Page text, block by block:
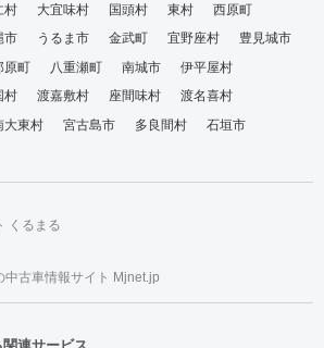
村 大宜味村 国頭村 東村
西原町
市 うるま市 金武町 宜野座村
豊見城市
原町 八重瀬町 南城市
伊平屋村
村 渡嘉敷村 座間味村
渡名喜村
大東村 宮古島市 多良間村
石垣市
くるまる
古車情報サイト Mjnet.jp